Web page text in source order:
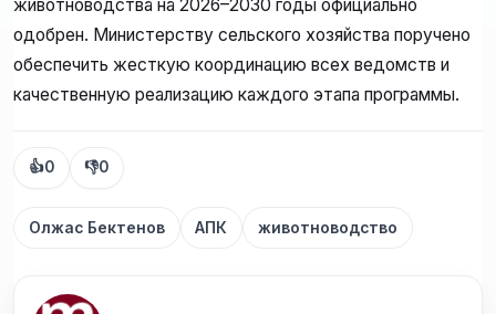
животноводства на 2026–2030 годы официально
одобрен. Министерству сельского хозяйства поручено
обеспечить жесткую координацию всех ведомств и
качественную реализацию каждого этапа программы.
👍0 👎0
Олжас Бектенов АПК животноводство